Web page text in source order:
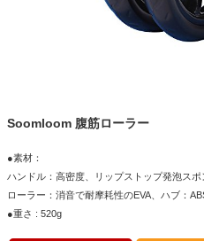
Soomloom 腹筋ローラー
●素材：
ハンドル：高密度、リップストップ発泡ス
ローラー：消音で耐摩耗性のEVA、ハブ：
●重さ : 520g